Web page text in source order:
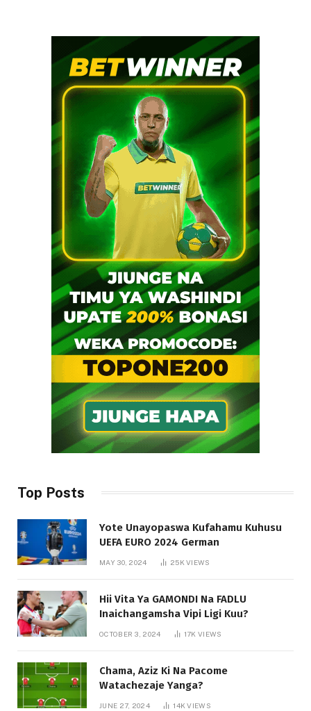
Top Posts
Yote Unayopaswa Kufahamu Kuhusu
UEFA EURO 2024 German
MAY 30, 2024 25KVIEWS
Hii Vita Ya GAMONDI Na FADLU
Inaichangamsha Vipi Ligi Kuu?
OCTOBER 3, 2024 17KVIEWS
Chama, Aziz Ki Na Pacome
Watachezaje Yanga?
JUNE 27, 2024 14KVIEWS